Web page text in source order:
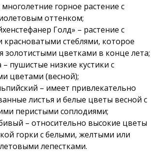
горное растение с
оттенком;
Голд» – растение с
стеблями, которое
золотистыми цветками в конце лета;
пушистые низкие кустики с
цветами (весной);
– имеет привлекательно
листья и белые цветы весной с
перистыми соплодиями;
– относительно высокие цветы
горки с белыми, желтыми или
лепестками.